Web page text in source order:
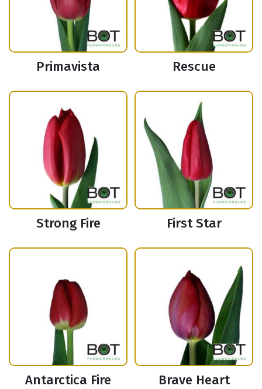
Primavista Rescue
Strong Fire First Star
Antarctica Fire Brave Heart